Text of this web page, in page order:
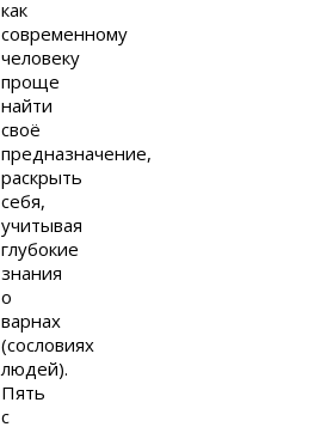
как
современному
человеку
проще
найти
своё
предназначение,
раскрыть
себя,
учитывая
глубокие
знания
о
варнах
(сословиях
людей).
Пять
с